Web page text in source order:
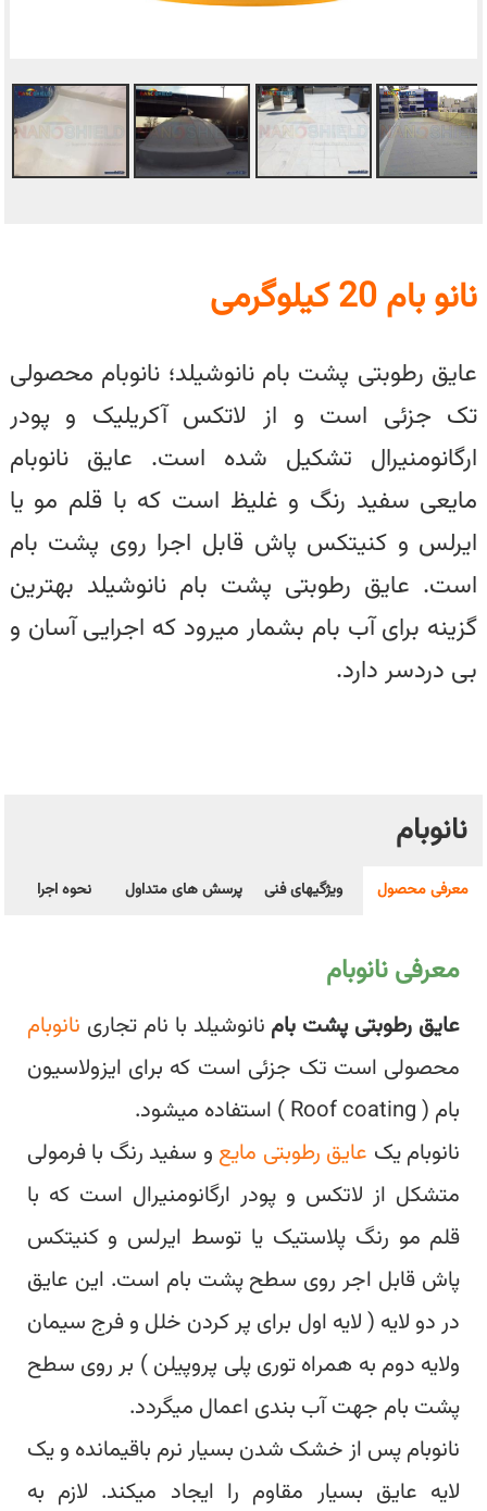
نانو بام 20 کیلوگرمی
عایق رطوبتی پشت بام نانوشیلد؛ نانوبام محصولی
تک جزئی است و از لاتکس آکریلیک و پودر
ارگانومنیرال تشکیل شده است. عایق نانوبام
مایعی سفید رنگ و غلیظ است که با قلم مو یا
ایرلس و کنیتکس پاش قابل اجرا روی پشت بام
است. عایق رطوبتی پشت بام نانوشیلد بهترین
گزینه برای آب بام بشمار میرود که اجرایی آسان و
بی دردسر دارد.
نانوبام
معرفی محصول ویژگیهای فنی پرسش های متداول نحوه اجرا
معرفی نانوبام
عایق رطوبتی پشت بام نانوشیلد با نام تجاری نانوبام
محصولی است تک جزئی است که برای ایزولاسیون
بام ( Roof coating ) استفاده میشود.
نانوبام یک عایق رطوبتی مایع و سفید رنگ با فرمولی
متشکل از لاتکس و پودر ارگانومنیرال است که با
قلم مو رنگ پلاستیک یا توسط ایرلس و کنیتکس
پاش قابل اجر روی سطح پشت بام است. این عایق
در دو لایه ( لایه اول برای پر کردن خلل و فرج سیمان
ولایه دوم به همراه توری پلی پروپیلن ) بر روی سطح
پشت بام جهت آب بندی اعمال میگردد.
نانوبام پس از خشک شدن بسیار نرم باقیمانده و یک
لایه عایق بسیار مقاوم را ایجاد میکند. لازم به